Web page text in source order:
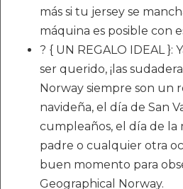
más si tu jersey se
máquina es posible con
? { UN REGALO IDEAL }:
ser querido, ¡las
Norway siempre son un
navideña, el día de San
cumpleaños, el día de la
padre o cualquier otra
buen momento para
Geographical Norway.